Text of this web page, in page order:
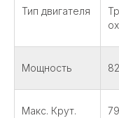
Тип двигателя
Мощность
Макс. Крут.